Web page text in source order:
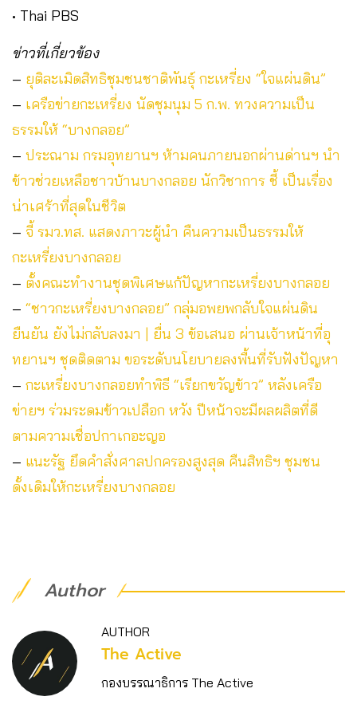
• Thai PBS
ข่าวที่เกี่ยวข้อง
– ยุติละเมิดสิทธิชุมชนชาติพันธุ์ กะเหรี่ยง “ใจแผ่นดิน”
– เครือข่ายกะเหรี่ยง นัดชุมนุม 5 ก.พ. ทวงความเป็น
ธรรมให้ “บางกลอย”
– ประณาม กรมอุทยานฯ ห้ามคนภายนอกผ่านด่านฯ นำ
ข้าวช่วยเหลือชาวบ้านบางกลอย นักวิชาการ ชี้ เป็นเรื่อง
น่าเศร้าที่สุดในชีวิต
– จี้ รมว.ทส. แสดงภาวะผู้นำ คืนความเป็นธรรมให้
กะเหรี่ยงบางกลอย
– ตั้งคณะทำงานชุดพิเศษแก้ปัญหากะเหรี่ยงบางกลอย
– “ชาวกะเหรี่ยงบางกลอย” กลุ่มอพยพกลับใจแผ่นดิน
ยืนยัน ยังไม่กลับลงมา | ยื่น 3 ข้อเสนอ ผ่านเจ้าหน้าที่อุ
ทยานฯ ชุดติดตาม ขอระดับนโยบายลงพื้นที่รับฟังปัญหา
– กะเหรี่ยงบางกลอยทำพิธี “เรียกขวัญข้าว” หลังเครือ
ข่ายฯ ร่วมระดมข้าวเปลือก หวัง ปีหน้าจะมีผลผลิตที่ดี
ตามความเชื่อปกาเกอะญอ
– แนะรัฐ ยึดคำสั่งศาลปกครองสูงสุด คืนสิทธิฯ ชุมชน
ดั้งเดิมให้กะเหรี่ยงบางกลอย
Author
AUTHOR
The Active
กองบรรณาธิการ The Active